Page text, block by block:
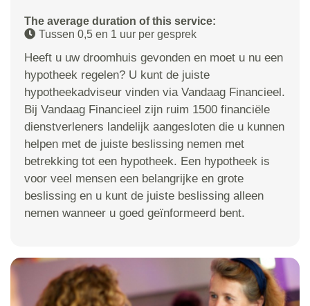
The average duration of this service:
Tussen 0,5 en 1 uur per gesprek
Heeft u uw droomhuis gevonden en moet u nu een
hypotheek regelen? U kunt de juiste
hypotheekadviseur vinden via Vandaag Financieel.
Bij Vandaag Financieel zijn ruim 1500 financiële
dienstverleners landelijk aangesloten die u kunnen
helpen met de juiste beslissing nemen met
betrekking tot een hypotheek. Een hypotheek is
voor veel mensen een belangrijke en grote
beslissing en u kunt de juiste beslissing alleen
nemen wanneer u goed geïnformeerd bent.